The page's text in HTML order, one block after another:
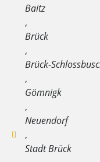
Baitz
,
Brück
,
Brück-
,
Gömnigk
,
Neuendorf
,
Stadt Brück